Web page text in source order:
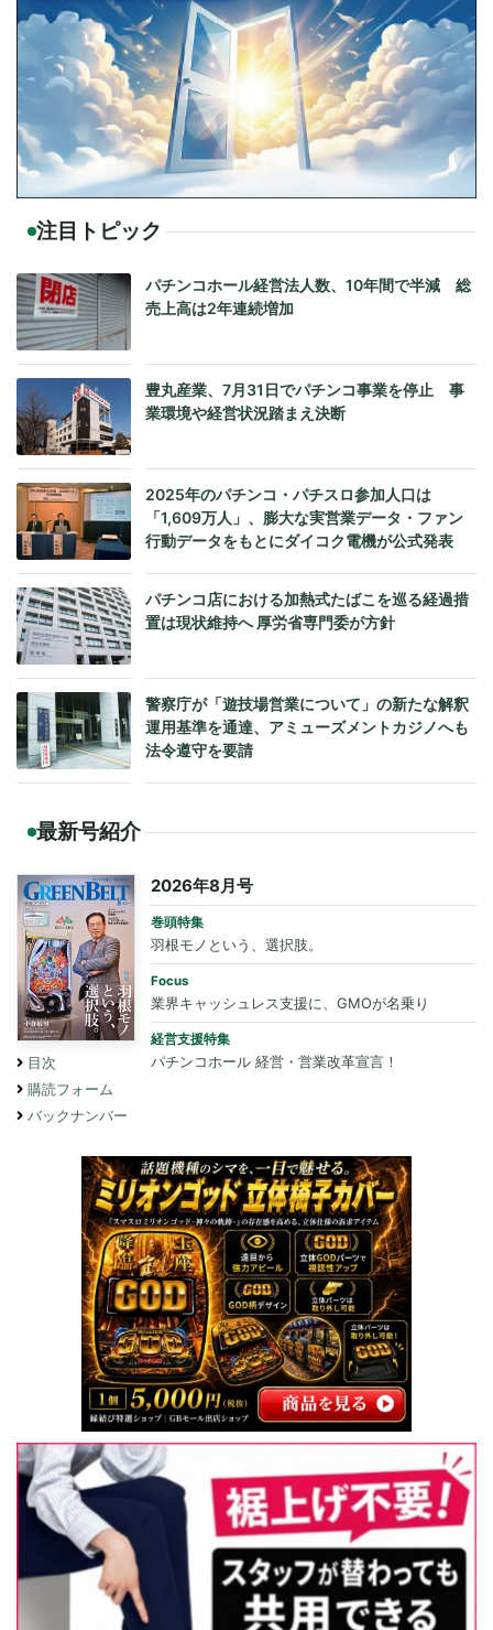
注目トピック
パチンコホール経営法人数、10年間で半減 総
売上高は2年連続増加
豊丸産業、7月31日でパチンコ事業を停止 事
業環境や経営状況踏まえ決断
2025年のパチンコ・パチスロ参加人口は
「1,609万人」、膨大な実営業データ・ファン
行動データをもとにダイコク電機が公式発表
パチンコ店における加熱式たばこを巡る経過措
置は現状維持へ 厚労省専門委が方針
警察庁が「遊技場営業について」の新たな解釈
運用基準を通達、アミューズメントカジノへも
法令遵守を要請
最新号紹介
目次
購読フォーム
バックナンバー
2026年8月号
巻頭特集
羽根モノという、選択肢。
Focus
業界キャッシュレス支援に、GMOが名乗り
経営支援特集
パチンコホール 経営・営業改革宣言！